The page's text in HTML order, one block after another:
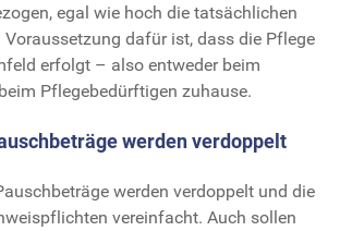
egal wie hoch die tatsächlichen
Voraussetzung dafür ist, dass die Pflege
erfolgt – also entweder beim
Pflegebedürftigen zuhause.
werden verdoppelt
werden verdoppelt und die
vereinfacht. Auch sollen